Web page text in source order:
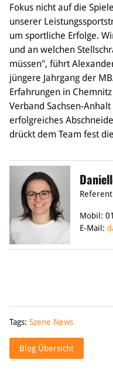
Fokus nicht auf die
unserer
um sportliche Erfolge.
und an welchen
müssen", führt
jüngere Jahrgang der
Erfahrungen in
Verband Sachsen-
erfolgreiches
drückt dem Team fest
Mobil:
E-Mail:
Tags: Szene News
Blog Übersicht